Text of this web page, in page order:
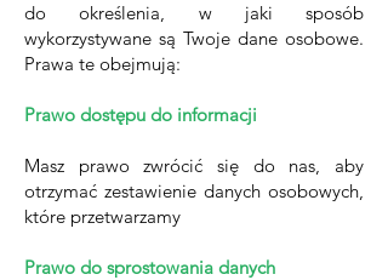
do określenia, w jaki sposób
wykorzystywane są Twoje dane osobowe.
Prawa te obejmują:
Prawo dostępu do informacji
Masz prawo zwrócić się do nas, aby
otrzymać zestawienie danych osobowych,
które przetwarzamy
Prawo do sprostowania danych